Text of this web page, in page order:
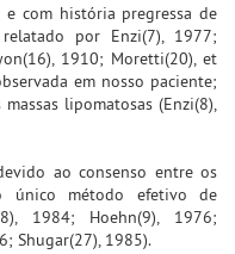
com história pregressa de
por Enzi(7), 1977;
1910; Moretti(20), et
em nosso paciente;
lipomatosas (Enzi(8),
ao consenso entre os
único método efetivo de
1984; Hoehn(9), 1976;
Shugar(27), 1985).